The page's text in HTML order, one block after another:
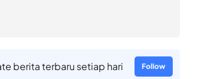
berita terbaru setiap hari Follow